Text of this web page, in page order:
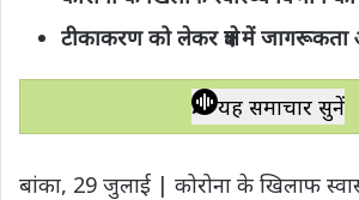
t
p
e
o
t
r
e
r
a
y
i
n
r
टीकाकरण को लेकर क्षेत्र में जागरूकता
यह समाचार सुनें
बांका, 29 जुलाई | कोरोना के खिलाफ